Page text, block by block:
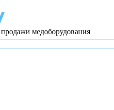
медоборудования